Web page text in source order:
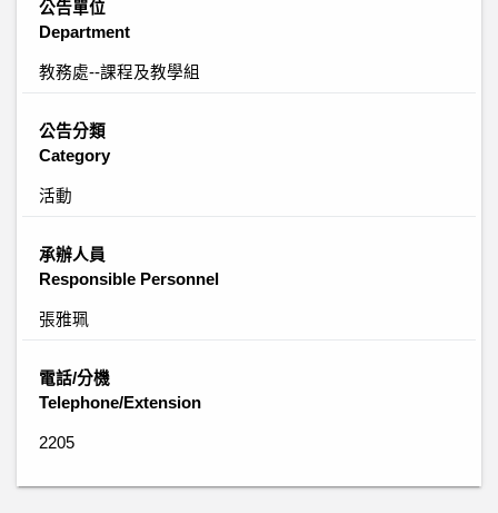
公告單位
Department
教務處--課程及教學組
公告分類
Category
活動
承辦人員
Responsible Personnel
張雅珮
電話/分機
Telephone/Extension
2205